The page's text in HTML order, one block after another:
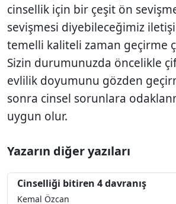
cinsellik için bir çeşit ön
sevişmesi diyebileceğimiz
temelli kaliteli zaman geçirme
Sizin durumunuzda öncelikle
evlilik doyumunu gözden
sonra cinsel sorunlara
uygun olur.
Yazarın diğer yazıları
Cinselliği bitiren 4 davranış
Kemal Özcan